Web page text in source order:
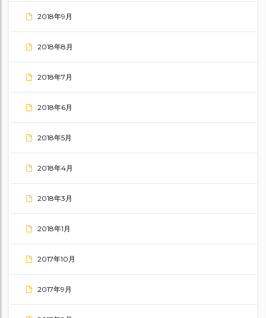
2018年9月
2018年8月
2018年7月
2018年6月
2018年5月
2018年4月
2018年3月
2018年1月
2017年10月
2017年9月